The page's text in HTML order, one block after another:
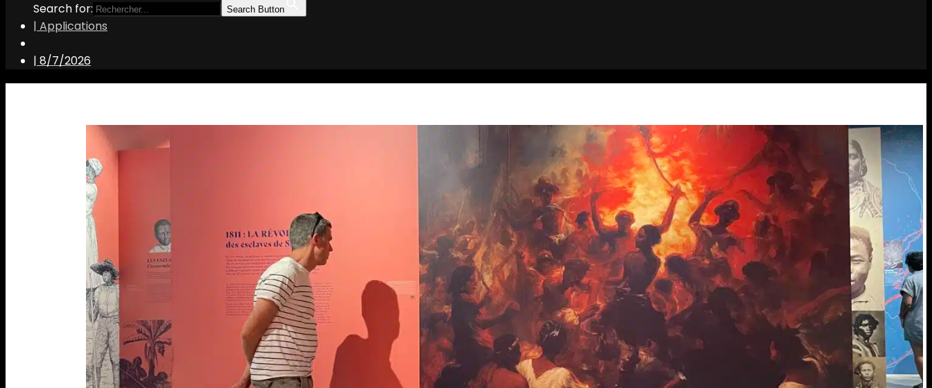
Search for: Search Button
| Applications
| 8/7/2026